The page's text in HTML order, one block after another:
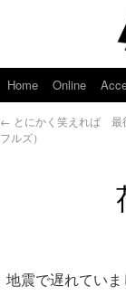
Home Online
← とにかく笑えれば
フルズ）
地震で遅れていま